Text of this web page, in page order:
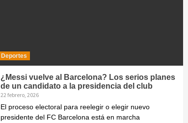
Deportes
¿Messi vuelve al Barcelona? Los serios planes
de un candidato a la presidencia del club
22 febrero, 2026
El proceso electoral para reelegir o elegir nuevo
presidente del FC Barcelona está en marcha